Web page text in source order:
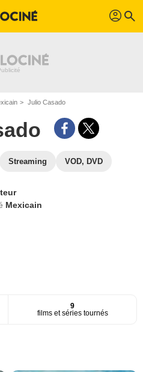
profil search
Julio Casado
Streaming VOD, DVD
Mexicain
9
films et séries tournés